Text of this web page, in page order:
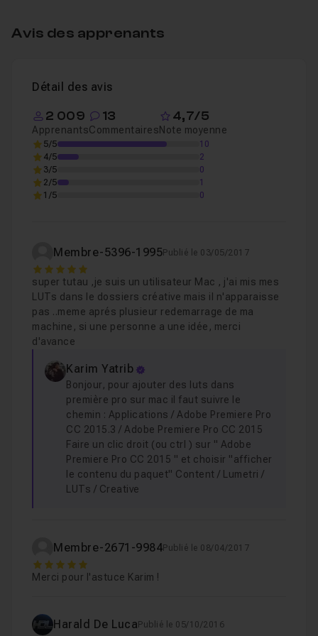
Avis des apprenants
Détail des avis
2 009
Apprenants
13
Commentaires
4,7/5
Note moyenne
5/5
10
4/5
2
3/5
0
2/5
1
1/5
0
Membre-5396-1995Publié le 03/05/2017
5
super tutau ,je suis un utilisateur Mac , j'ai mis mes
LUTs dans le dossiers créative mais il n'apparaisse
pas ..meme aprés plusieur redemarrage de ma
machine, si une personne a une idée, merci
d'avance
Karim Yatrib
Bonjour, pour ajouter des luts dans
première pro sur mac il faut suivre le
chemin : Applications / Adobe Premiere Pro
CC 2015.3 / Adobe Premiere Pro CC 2015
Faire un clic droit (ou ctrl ) sur " Adobe
Premiere Pro CC 2015 " et choisir "afficher
le contenu du paquet" Content / Lumetri /
LUTs / Creative
Membre-2671-9984Publié le 08/04/2017
5
Merci pour l'astuce Karim !
Harald De Luca Publié le 05/10/2016